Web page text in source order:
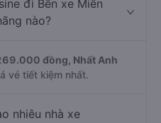
đi Bến xe Miền
nào?
đồng, Nhất Anh
vé tiết kiệm nhất.
nhiêu nhà xe